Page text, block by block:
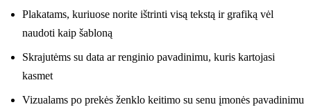
Plakatams, kuriuose norite ištrinti visą tekstą ir grafiką vėl
naudoti kaip šabloną
Skrajutėms su data ar renginio pavadinimu, kuris kartojasi
kasmet
Vizualams po prekės ženklo keitimo su senu įmonės pavadinimu